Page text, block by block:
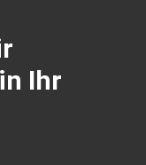
Ihr